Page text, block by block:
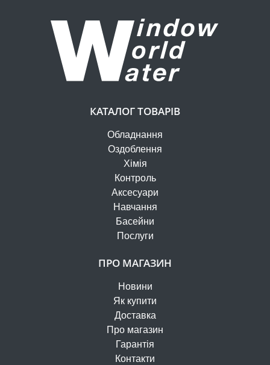
КАТАЛОГ ТОВАРІВ
Обладнання
Оздоблення
Хімія
Контроль
Аксесуари
Навчання
Басейни
Послуги
ПРО МАГАЗИН
Новини
Як купити
Доставка
Про магазин
Гарантія
Контакти